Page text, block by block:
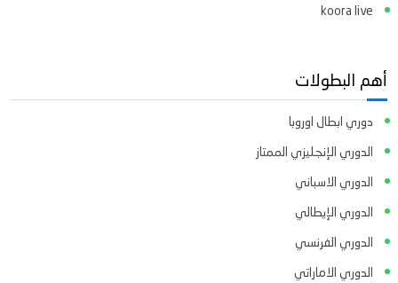
koora live
أهم البطولات
دوري ابطال اوروبا
الدوري الإنجليزي الممتاز
الدوري الاسباني
الدوري الإيطالي
الدوري الفرنسي
الدوري الاماراتي